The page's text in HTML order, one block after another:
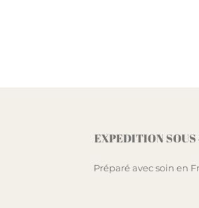
EXPEDITION
Préparé avec soin en